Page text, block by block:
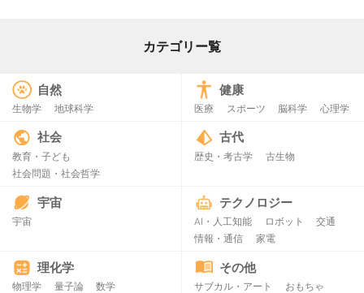
カテゴリー覧
自然
生物学 地球科学
健康
医療 スポーツ 脳科学 心理学
社会
教育・子ども
社会問題・社会哲学
古代
歴史・考古学 古生物
宇宙
宇宙
テクノロジー
AI・人工知能 ロボット
交通
情報・通信
家電
理化学
物理学 量子論 数学
その他
サブカル・アート
おもちゃ